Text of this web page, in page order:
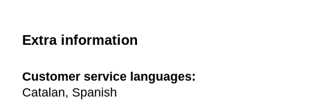
Extra information
Customer service languages:
Catalan, Spanish